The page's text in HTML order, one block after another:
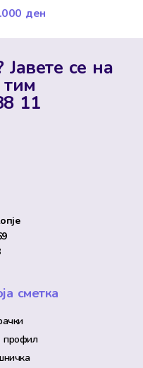
ден
се на
11
сметка
профил